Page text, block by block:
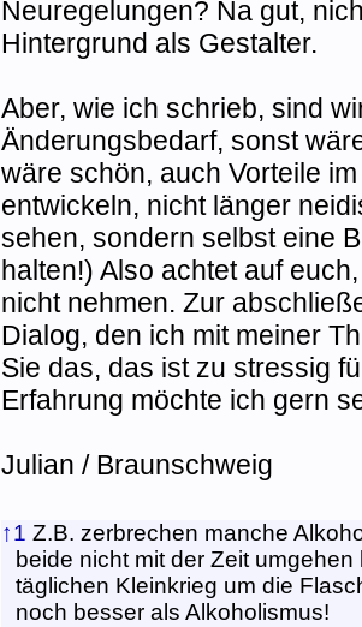
Neuregelungen? Na gut,
Hintergrund als Gestalter.
Aber, wie ich schrieb, sind
Änderungsbedarf, sonst
wäre schön, auch Vorteile
entwickeln, nicht länger
sehen, sondern selbst eine
halten!) Also achtet auf
nicht nehmen. Zur
Dialog, den ich mit meiner
Sie das, das ist zu stressig
Erfahrung möchte ich gern
Julian / Braunschweig
↑1 Z.B. zerbrechen manche
beide nicht mit der Zeit
täglichen Kleinkrieg um die
noch besser als Alkoholismus!